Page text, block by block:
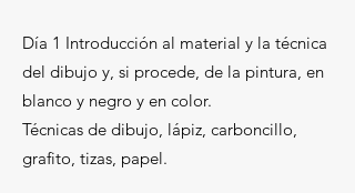
Día 1 Introducción al material y la técnica
del dibujo y, si procede, de la pintura, en
blanco y negro y en color.
Técnicas de dibujo, lápiz, carboncillo,
grafito, tizas, papel.